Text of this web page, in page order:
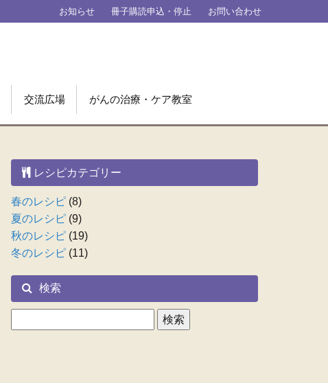
お知らせ 冊子購読申込・停止 お問い合わせ
交流広場 がんの治療・ケア教室
レシピカテゴリー
春のレシピ (8)
夏のレシピ (9)
秋のレシピ (19)
冬のレシピ (11)
検索